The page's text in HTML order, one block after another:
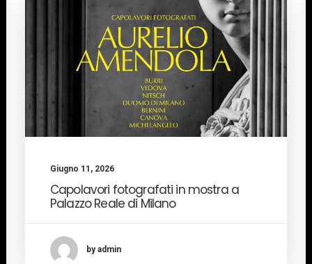
Giugno 11, 2026
Capolavori fotografati in mostra a
Palazzo Reale di Milano
by admin